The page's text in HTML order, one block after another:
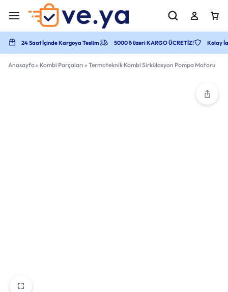
24 Saat İçinde Kargoya Teslim 5000 ₺ üzeri KARGO ÜCRETİZ! Kolay
Anasayfa» Kombi Parçaları » Termoteknik Kombi Sirkülasyon Pompa Motoru